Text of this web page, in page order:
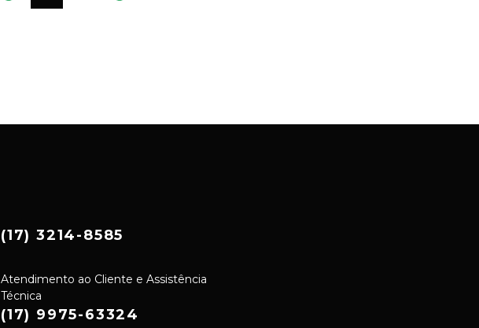
(17) 3214-8585
Atendimento ao Cliente e Assistência
Técnica
(17) 9975-63324